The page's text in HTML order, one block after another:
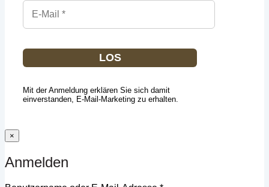
LOS
Mit der Anmeldung erklären Sie sich damit
einverstanden, E-Mail-Marketing zu erhalten.
×
Anmelden